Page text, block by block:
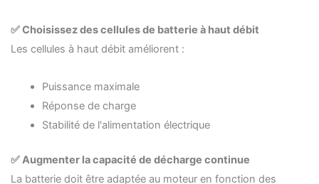
✅ Choisissez des cellules de batterie à haut débit
Les cellules à haut débit améliorent :
Puissance maximale
Réponse de charge
Stabilité de l'alimentation électrique
✅ Augmenter la capacité de décharge continue
La batterie doit être adaptée au moteur en fonction des